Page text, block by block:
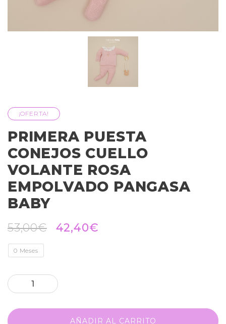
¡OFERTA!
PRIMERA PUESTA
CONEJOS CUELLO
VOLANTE ROSA
EMPOLVADO PANGASA
BABY
53,00€ 42,40€
0 Meses
AÑADIR AL CARRITO